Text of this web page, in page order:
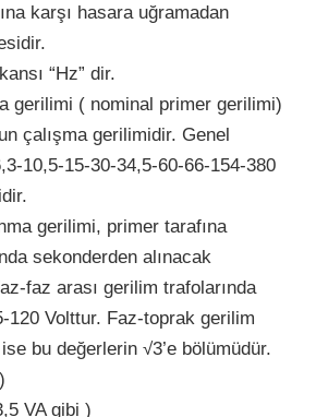
karşı hasara uğramadan
“Hz” dir.
gerilimi ( nominal primer gerilimi)
çalışma gerilimidir. Genel
10,5-15-30-34,5-60-66-154-380
gerilimi, primer tarafına
sekonderden alınacak
faz arası gerilim trafolarında
120 Volttur. Faz-toprak gerilim
bu değerlerin √3’e bölümüdür.
VA gibi )